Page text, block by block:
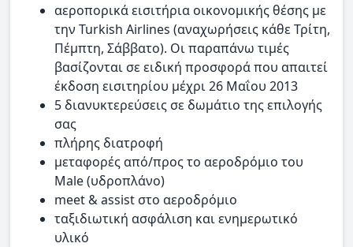
αεροπορικά εισιτήρια οικονομικής θέσης με
την Turkish Airlines (αναχωρήσεις κάθε Τρίτη,
Πέμπτη, Σάββατο). Οι παραπάνω τιμές
βασίζονται σε ειδική προσφορά που απαιτεί
έκδοση εισιτηρίου μέχρι 26 Μαΐου 2013
5 διανυκτερεύσεις σε δωμάτιο της επιλογής
σας
πλήρης διατροφή
μεταφορές από/προς το αεροδρόμιο του
Male (υδροπλάνο)
meet & assist στο αεροδρόμιο
ταξιδιωτική ασφάλιση και ενημερωτικό
υλικό